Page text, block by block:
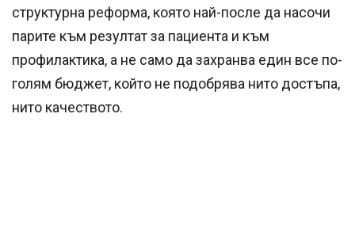
структурна реформа, която най-после да насочи
парите към резултат за пациента и към
профилактика, а не само да захранва един все по-
голям бюджет, който не подобрява нито достъпа,
нито качеството.